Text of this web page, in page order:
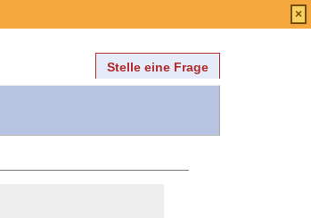
Stelle eine Frage
×